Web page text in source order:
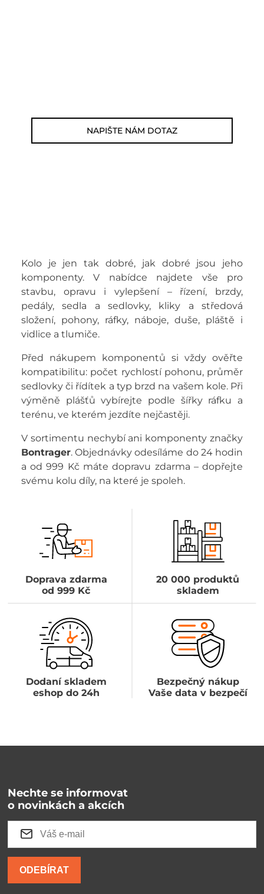
NAPIŠTE NÁM DOTAZ
Kolo je jen tak dobré, jak dobré jsou jeho
komponenty. V nabídce najdete vše pro
stavbu, opravu i vylepšení – řízení, brzdy,
pedály, sedla a sedlovky, kliky a středová
složení, pohony, ráfky, náboje, duše, pláště i
vidlice a tlumiče.
Před nákupem komponentů si vždy ověřte
kompatibilitu: počet rychlostí pohonu, průměr
sedlovky či řídítek a typ brzd na vašem kole. Při
výměně plášťů vybírejte podle šířky ráfku a
terénu, ve kterém jezdíte nejčastěji.
V sortimentu nechybí ani komponenty značky
Bontrager. Objednávky odesíláme do 24 hodin
a od 999 Kč máte dopravu zdarma – dopřejte
svému kolu díly, na které je spoleh.
Doprava zdarma
od 999 Kč
20 000 produktů
skladem
Dodaní skladem
eshop do 24h
Bezpečný nákup
Vaše data v bezpečí
Nechte se informovat
o novinkách a akcích
ODEBÍRAT